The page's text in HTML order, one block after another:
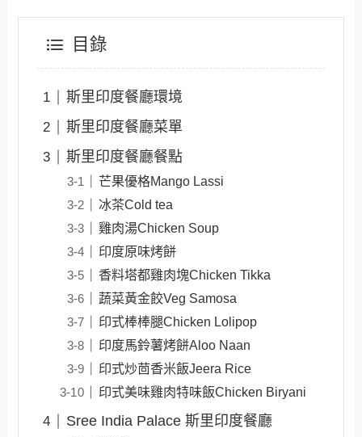
目錄
斯里印度餐廳環境
斯里印度餐廳菜單
斯里印度餐廳餐點
芒果優格Mango Lassi
冰茶Cold tea
雞肉湯Chicken Soup
印度原味烤餅
香料塔都雞肉塊Chicken Tikka
蔬菜黃金餃Veg Samosa
印式棒棒腿Chicken Lolipop
印度馬鈴薯烤餅Aloo Naan
印式炒茴香米飯Jeera Rice
印式美味雞肉特味飯Chicken Biryani
Sree India Palace 斯里印度餐廳